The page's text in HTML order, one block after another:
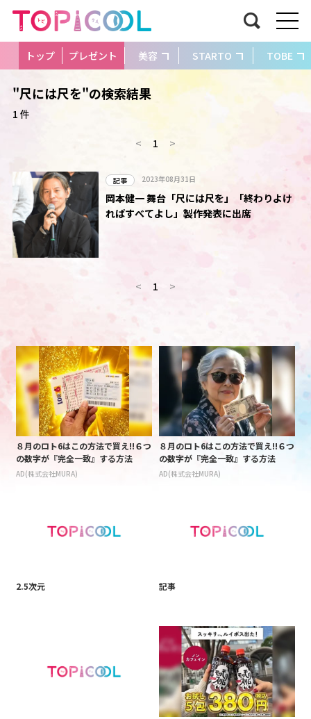
トップ プレゼント 美容 STARTO TOBE
"尺には尺を"の検索結果
1 件
< 1 >
記事 2023年08月31日
岡本健一 舞台「尺には尺を」「終わりよけ
ればすべてよし」製作発表に出席
< 1 >
８月のロト6はこの方法で買え!!６つ
の数字が『完全一致』する方法
AD(株式会社MURA)
８月のロト6はこの方法で買え!!６つ
の数字が『完全一致』する方法
AD(株式会社MURA)
2.5次元 記事